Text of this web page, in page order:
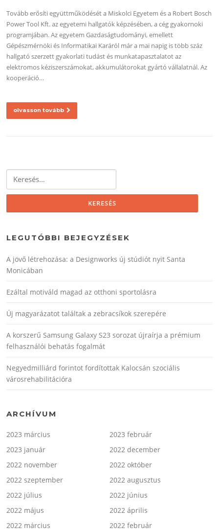
Tovább erősíti együttműködését a Miskolci Egyetem és a Robert Bosch
Power Tool Kft. az egyetemi hallgatók képzésében, a cég gyakornoki
programjában. Az egyetem Gazdaságtudományi, emellett
Gépészmérnöki és Informatikai Karáról már a mai napig is több száz
hallgató szerzett gyakorlati tudást és munkatapasztalatot az
elektromos kéziszerszámokat, akkumulátorokat gyártó vállalatnál. Az
kooperáció…
olvasson tovább
Keresés:
LEGUTÓBBI BEJEGYZÉSEK
A jövő létrehozása: a Designworks új stúdiót nyit Santa
Monicában
Ezáltal motiváld magad az otthoni sportolásra
Új magyarázatot találtak a zebracsíkok szerepére
A korszerű Samsung Galaxy S23 sorozat újraírja a prémium
felhasználói behatás fogalmát
Negyedmilliárd forintot fordítottak Kalocsán szociális
városrehabilitációra
ARCHÍVUM
2023 március
2023 február
2023 január
2022 december
2022 november
2022 október
2022 szeptember
2022 augusztus
2022 július
2022 június
2022 május
2022 április
2022 március
2022 február